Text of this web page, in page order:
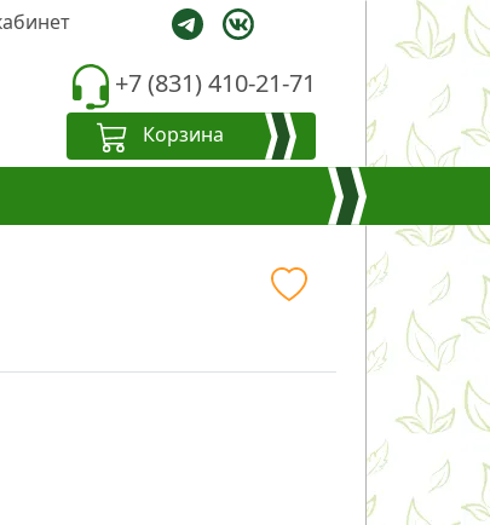
+7 (831) 410-21-71
Корзина